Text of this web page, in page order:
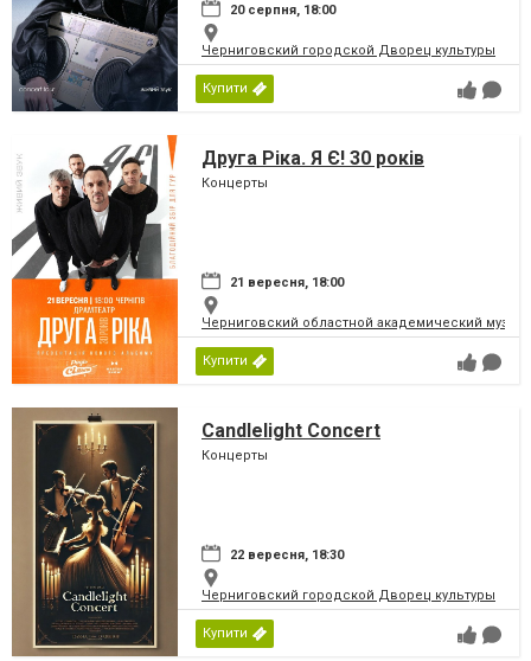
20 серпня, 18:00
Черниговский городской Дворец культуры
Купити
Друга Ріка. Я Є! 30 років
Концерты
21 вересня, 18:00
Черниговский областной академический
Купити
Candlelight Concert
Концерты
22 вересня, 18:30
Черниговский городской Дворец культуры
Купити